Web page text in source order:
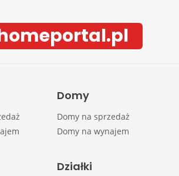
Domy
Domy na sprzedaż
Domy na wynajem
Działki